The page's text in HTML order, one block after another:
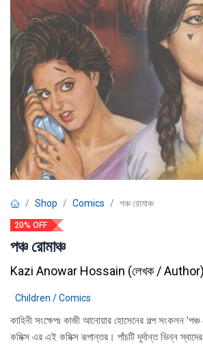
Shop Comics পঞ্চ রোমাঞ্চ
20% OFF
পঞ্চ রোমাঞ্চ
Kazi Anowar Hossain (লেখক / Author)
Children / Comics
কাহিনী সংক্ষেপঃ কাজী আনোয়ার হোসেনের গল্প সংকলন
কমিক্স এর এই কমিক্স রূপান্তর। পাঁচটি দূর্দান্ত ভিন্ন